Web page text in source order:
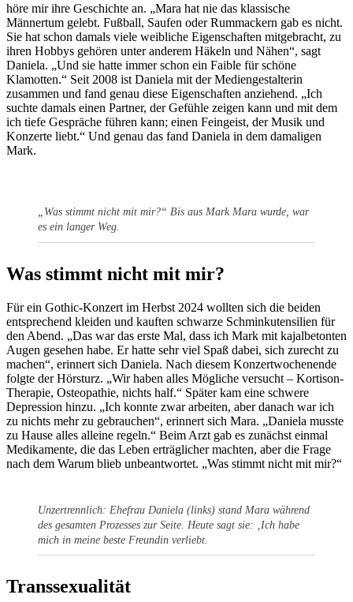
höre mir ihre Geschichte an. „Mara hat nie das klassische
Männertum gelebt. Fußball, Saufen oder Rummackern gab es nicht.
Sie hat schon damals viele weibliche Eigenschaften mitgebracht, zu
ihren Hobbys gehören unter anderem Häkeln und Nähen“, sagt
Daniela. „Und sie hatte immer schon ein Faible für schöne
Klamotten.“ Seit 2008 ist Daniela mit der Mediengestalterin
zusammen und fand genau diese Eigenschaften anziehend. „Ich
suchte damals einen Partner, der Gefühle zeigen kann und mit dem
ich tiefe Gespräche führen kann; einen Feingeist, der Musik und
Konzerte liebt.“ Und genau das fand Daniela in dem damaligen
Mark.
„Was stimmt nicht mit mir?“ Bis aus Mark Mara wurde, war
es ein langer Weg.
Was stimmt nicht mit mir?
Für ein Gothic-Konzert im Herbst 2024 wollten sich die beiden
entsprechend kleiden und kauften schwarze Schminkutensilien für
den Abend. „Das war das erste Mal, dass ich Mark mit kajalbetonten
Augen gesehen habe. Er hatte sehr viel Spaß dabei, sich zurecht zu
machen“, erinnert sich Daniela. Nach diesem Konzertwochenende
folgte der Hörsturz. „Wir haben alles Mögliche versucht – Kortison-
Therapie, Osteopathie, nichts half.“ Später kam eine schwere
Depression hinzu. „Ich konnte zwar arbeiten, aber danach war ich
zu nichts mehr zu gebrauchen“, erinnert sich Mara. „Daniela musste
zu Hause alles alleine regeln.“ Beim Arzt gab es zunächst einmal
Medikamente, die das Leben erträglicher machten, aber die Frage
nach dem Warum blieb unbeantwortet. „Was stimmt nicht mit mir?“
Unzertrennlich: Ehefrau Daniela (links) stand Mara während
des gesamten Prozesses zur Seite. Heute sagt sie: ‚Ich habe
mich in meine beste Freundin verliebt.
Transsexualität